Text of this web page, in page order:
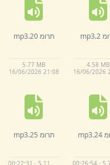
2.
mp3
4.58 MB
16/06/2026
תרומ 20. mp3
5.77 MB
16/06/2026 21:08
mp3 תרומ 25. mp3